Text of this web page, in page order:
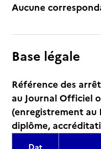
Aucune
Base légale
Référence des
au Journal Officiel
(enregistrement au
diplôme,